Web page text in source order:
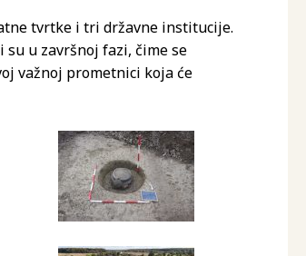
tvrtke i tri državne institucije.
u završnoj fazi, čime se
važnoj prometnici koja će